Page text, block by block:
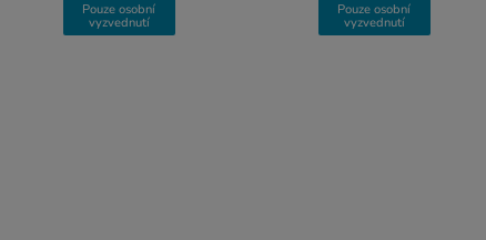
Pouze osobní
vyzvednutí
Pouze osobní
vyzvednutí